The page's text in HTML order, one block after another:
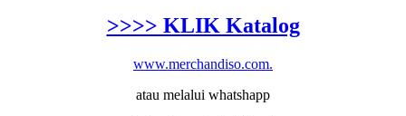
>>>> KLIK Katalog
www.merchandiso.com.
atau melalui whatshapp